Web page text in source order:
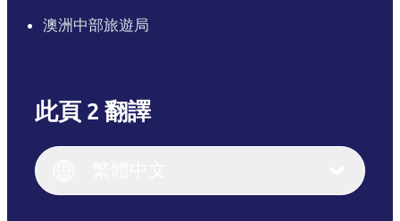
澳洲中部旅遊局
此頁 2 翻譯
English (US)